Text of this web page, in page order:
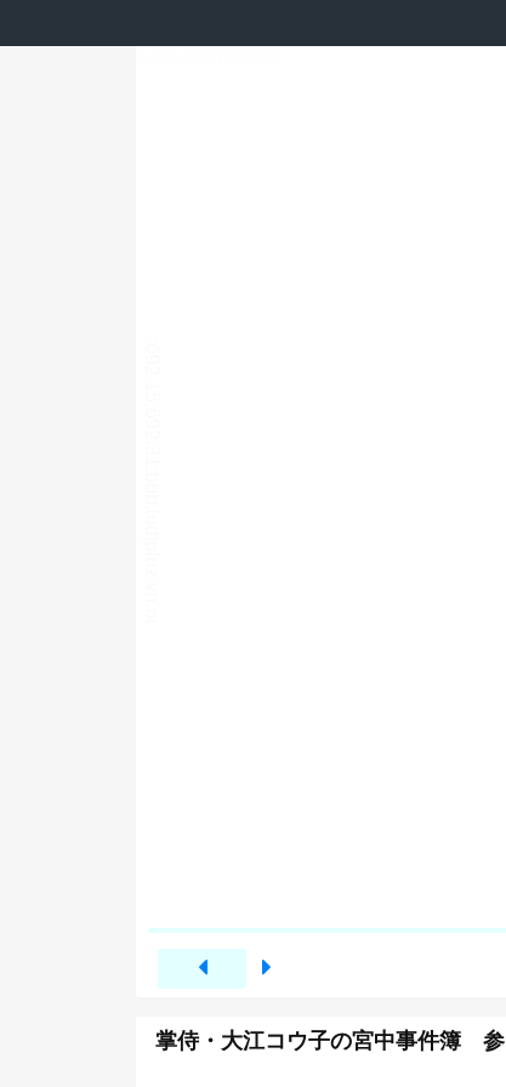
掌侍・大江コウ子の宮中事件簿 参